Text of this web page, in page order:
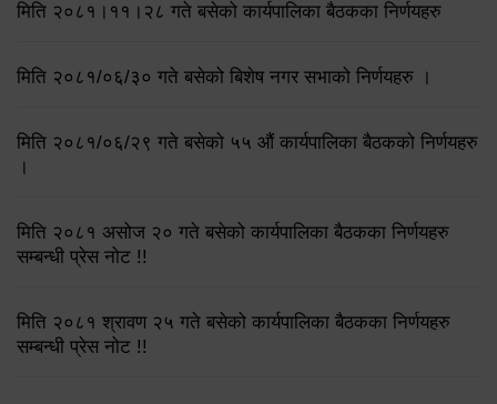
मिति २०८१।११।२८ गते बसेको कार्यपालिका बैठकका निर्णयहरु
मिति २०८१/०६/३० गते बसेको बिशेष नगर सभाको निर्णयहरु ।
मिति २०८१/०६/२९ गते बसेको ५५ औं कार्यपालिका बैठकको निर्णयहरु
।
मिति २०८१ असोज २० गते बसेको कार्यपालिका बैठकका निर्णयहरु
सम्बन्धी प्रेस नोट !!
मिति २०८१ श्रावण २५ गते बसेको कार्यपालिका बैठकका निर्णयहरु
सम्बन्धी प्रेस नोट !!